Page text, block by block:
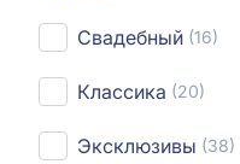
Свадебный (16)
Классика (20)
Эксклюзивы (38)